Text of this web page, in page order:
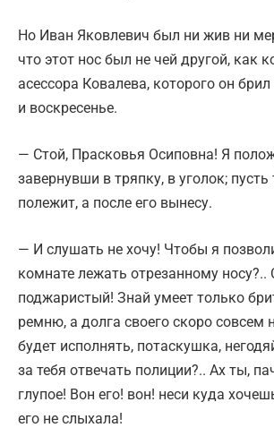
Но Иван Яковлевич был ни жив ни
что этот нос был не чей другой, как
асессора Ковалева, которого он
и воскресенье.
— Стой, Прасковья Осиповна! Я
завернувши в тряпку, в уголок;
полежит, а после его вынесу.
— И слушать не хочу! Чтобы я
комнате лежать отрезанному носу?..
поджаристый! Знай умеет только
ремню, а долга своего скоро совсем
будет исполнять, потаскушка,
за тебя отвечать полиции?.. Ах ты,
глупое! Вон его! вон! неси куда
его не слыхала!